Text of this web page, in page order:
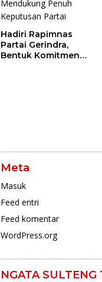
Hadiri Rapimnas
Partai Gerindra,
Bentuk Komitmen
Meta
Masuk
Feed entri
Feed komentar
WordPress.org
NGATA SULTENG